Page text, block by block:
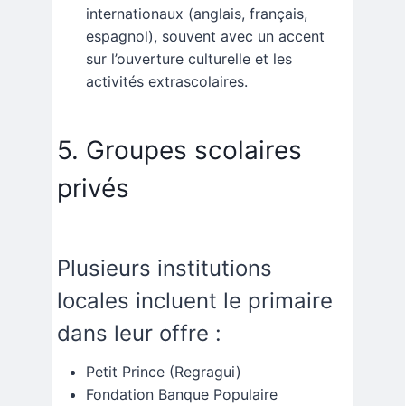
internationaux (anglais, français,
espagnol), souvent avec un accent
sur l’ouverture culturelle et les
activités extrascolaires.
5. Groupes scolaires
privés
Plusieurs institutions
locales incluent le primaire
dans leur offre :
Petit Prince (Regragui)
Fondation Banque Populaire